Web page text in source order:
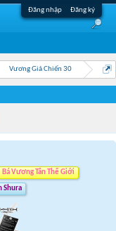
Đăng nhập Đăng ký
Vương Giả Chiến 30
Bá Vương Tân Thế Giới
Shura